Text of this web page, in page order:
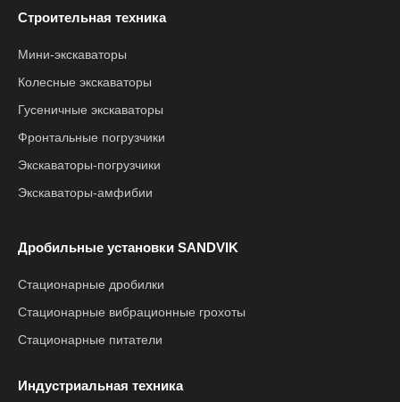
Строительная техника
Мини-экскаваторы
Колесные экскаваторы
Гусеничные экскаваторы
Фронтальные погрузчики
Экскаваторы-погрузчики
Экскаваторы-амфибии
Дробильные установки SANDVIK
Стационарные дробилки
Стационарные вибрационные грохоты
Стационарные питатели
Индустриальная техника